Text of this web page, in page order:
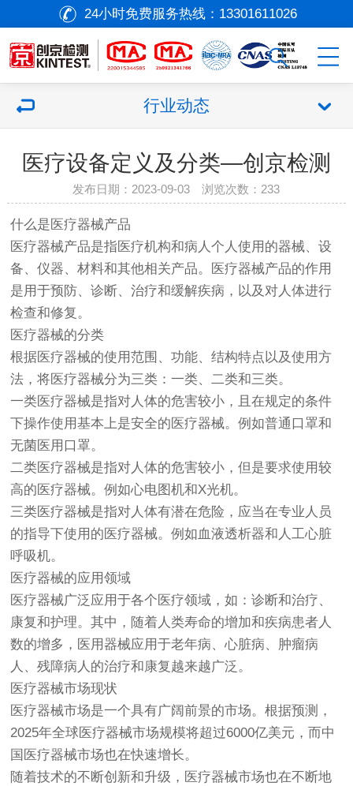
24小时免费服务热线： 13301611026
行业动态
医疗设备定义及分类—创京检测
发布日期：2023-09-03 浏览次数： 233
什么是 医疗器械产品
医疗器械产品是指医疗机构和病人个人使用的器械、设
备、仪器、材料和其他相关产品。
医疗器械产品的作用
是用于预防、诊断、治疗和缓解疾病，以及对人体进行
检查和修复。
医疗器械的分类
根据医疗器械的使用范围、功能、结构特点以及使用方
法，将医疗器械分为三类：一类、二类和三类。
一类医疗器械是指对人体的危害较小，且在规定的条件
下操作使用基本上是安全的医疗器械。例如普通口罩和
无菌医用口罩。
二类医疗器械是指对人体的危害较小，但是要求使用较
高的医疗器械。例如心电图机和X光机。
三类医疗器械是指对人体有潜在危险，应当在专业人员
的指导下使用的医疗器械。例如血液透析器和人工心脏
呼吸机。
医疗器械的应用领域
医疗器械广泛应用于各个医疗领域，如：诊断和治疗、
康复和护理。其中，随着人类寿命的增加和疾病患者人
数的增多，医用器械应用于老年病、心脏病、肿瘤病
人、残障病人的治疗和康复越来越广泛。
医疗器械市场现状
医疗器械市场是一个具有广阔前景的市场。根据预测，
2025年全球医疗器械市场规模将超过6000亿美元，而中
国医疗器械市场也在快速增长。
随着技术的不断创新和升级，医疗器械市场也在不断地